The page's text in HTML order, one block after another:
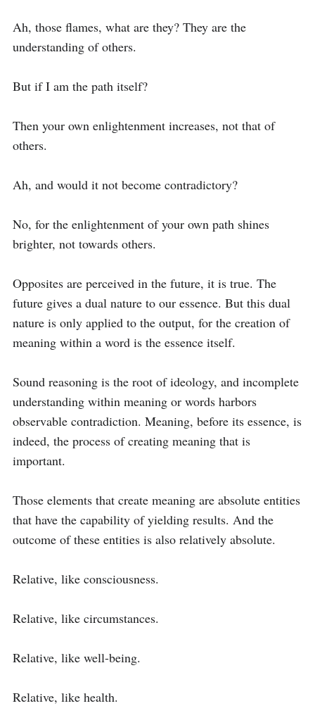
Ah, those flames, what are they? They are the
understanding of others.
But if I am the path itself?
Then your own enlightenment increases, not that of
others.
Ah, and would it not become contradictory?
No, for the enlightenment of your own path shines
brighter, not towards others.
Opposites are perceived in the future, it is true. The
future gives a dual nature to our essence. But this dual
nature is only applied to the output, for the creation of
meaning within a word is the essence itself.
Sound reasoning is the root of ideology, and incomplete
understanding within meaning or words harbors
observable contradiction. Meaning, before its essence, is
indeed, the process of creating meaning that is
important.
Those elements that create meaning are absolute entities
that have the capability of yielding results. And the
outcome of these entities is also relatively absolute.
Relative, like consciousness.
Relative, like circumstances.
Relative, like well-being.
Relative, like health.